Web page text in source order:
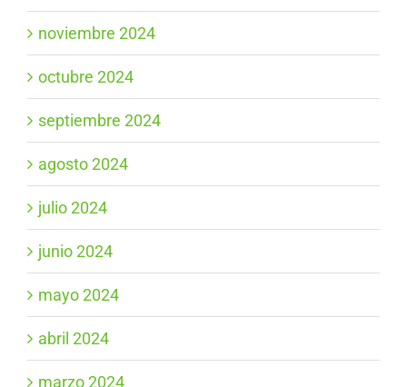
noviembre 2024
octubre 2024
septiembre 2024
agosto 2024
julio 2024
junio 2024
mayo 2024
abril 2024
marzo 2024